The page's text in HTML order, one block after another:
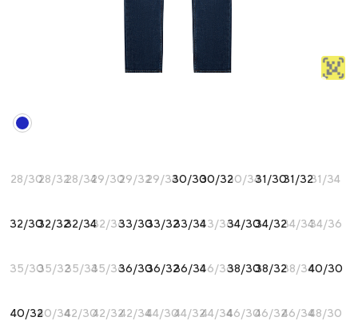
28/3028/3228/3429/3029/3229/3430/3030/3230/3431/3031/3231/34
32/3032/3232/3432/3633/3033/3233/3433/3634/3034/3234/3434/36
35/3035/3235/3435/3636/3036/3236/3436/3638/3038/3238/3440/30
40/3240/3442/3042/3242/3444/3044/3244/3446/3046/3246/3448/30